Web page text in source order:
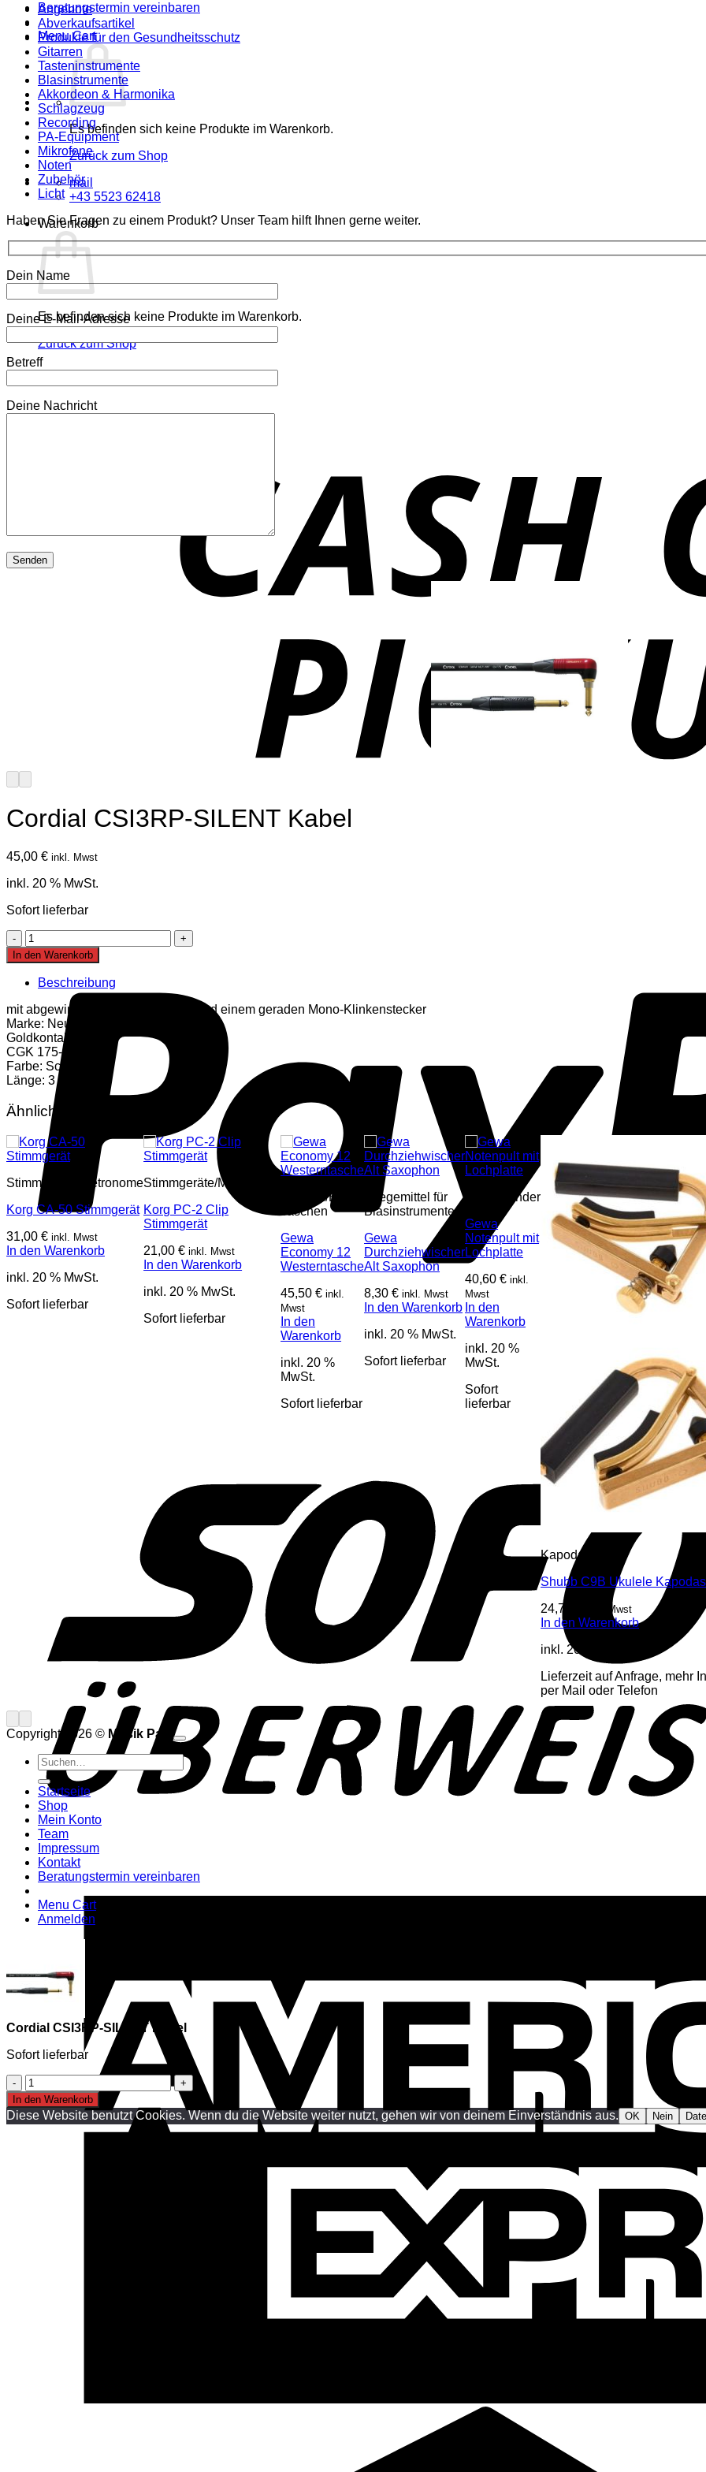
Beratungstermin vereinbaren
Menu Cart
Es befinden sich keine Produkte im Warenkorb.
Zurück zum Shop
mail
+43 5523 62418
Warenkorb
Es befinden sich keine Produkte im Warenkorb.
Zurück zum Shop
Angebote
Abverkaufsartikel
Produkte für den Gesundheitsschutz
Gitarren
Tasteninstrumente
Blasinstrumente
Akkordeon & Harmonika
Schlagzeug
Recording
PA-Equipment
Mikrofone
Noten
Zubehör
Licht
Haben Sie Fragen zu einem Produkt? Unser Team hilft Ihnen gerne weiter.
Dein Name
Deine E-Mail-Adresse
Betreff
Deine Nachricht
Cordial CSI3RP-SILENT Kabel
45,00 € inkl. Mwst
inkl. 20 % MwSt.
Sofort lieferbar
Cordial
CSI3RP-
SILENT
Kabel
In den Warenkorb
Beschreibung
mit abgewinkeltem Silent-Stecker und einem geraden Mono-Klinkenstecker
Marke: Neutrik
Goldkontakte
CGK 175-Kabel
Farbe: Schwarz
Länge: 3 m
Ähnliche Produkte
Stimmgeräte/Metronome
Korg CA-50 Stimmgerät
31,00 € inkl. Mwst
In den Warenkorb
inkl. 20 % MwSt.
Sofort lieferbar
Stimmgeräte/Metronome
Korg PC-2 Clip
Stimmgerät
21,00€ inkl. Mwst
In den Warenkorb
inkl. 20 % MwSt.
Sofort lieferbar
Gitarren/Bass
Taschen
Gewa
Economy 12
Westerntasche
45,50€ inkl.
Mwst
In den
Warenkorb
inkl. 20 %
MwSt.
Sofort lieferbar
Pflegemittel für
Blasinstrumente
Gewa
Durchziehwischer
Alt Saxophon
8,30€ inkl. Mwst
In den Warenkorb
inkl. 20 % MwSt.
Sofort lieferbar
Notenständer
Gewa
Notenpult mit
Lochplatte
40,60€ inkl.
Mwst
In den
Warenkorb
inkl. 20 %
MwSt.
Sofort
lieferbar
Kapodaster
Shubb C9B Ukulele
24,70
inkl. Mwst
In den Warenkorb
inkl. 20 % MwSt.
Lieferzeit auf Anfrage, mehr
per Mail oder Telefon
Copyright 2026 © Musik Paul
Suchen
nach:
Startseite
Shop
Mein Konto
Team
Impressum
Kontakt
Beratungstermin vereinbaren
Menu Cart
Anmelden
Cordial CSI3RP-SILENT Kabel
Sofort lieferbar
Cordial
CSI3RP-
SILENT
Kabel
In den Warenkorb
Diese Website benutzt Cookies. Wenn du die Website weiter nutzt, gehen wir von deinem Einverständnis aus. OK Nein